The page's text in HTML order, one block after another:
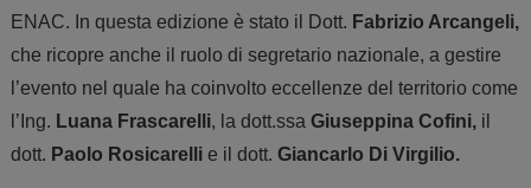
ENAC. In questa edizione è stato il Dott. Fabrizio Arcangeli,
che ricopre anche il ruolo di segretario nazionale, a gestire
l’evento nel quale ha coinvolto eccellenze del territorio come
l’Ing. Luana Frascarelli, la dott.ssa Giuseppina Cofini, il
dott. Paolo Rosicarelli e il dott. Giancarlo Di Virgilio.